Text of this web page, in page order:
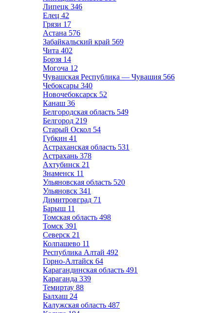
Липецк 346
Елец 42
Грязи 17
Астана 576
Забайкальский край 569
Чита 402
Борзя 14
Могоча 12
Чувашская Республика — Чувашия 566
Чебоксары 340
Новочебоксарск 52
Канаш 36
Белгородская область 549
Белгород 219
Старый Оскол 54
Губкин 41
Астраханская область 531
Астрахань 378
Ахтубинск 21
Знаменск 11
Ульяновская область 520
Ульяновск 341
Димитровград 71
Барыш 11
Томская область 498
Томск 391
Северск 21
Колпашево 11
Республика Алтай 492
Горно-Алтайск 64
Карагандинская область 491
Караганда 339
Темиртау 88
Балхаш 24
Калужская область 487